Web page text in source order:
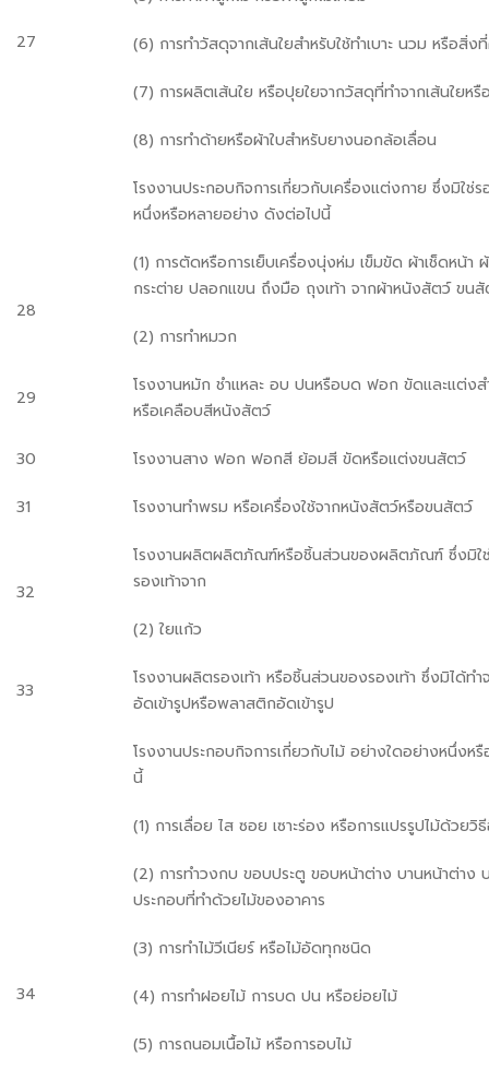
27 (6) การทำวัสดุจากเส้นใยสำหรับใช้ทำเบาะ นวม หรือสิ่
(7) การผลิตเส้นใย หรือปุยใยจากวัสดุที่ทำจากเส้นใยหรื
(8) การทำด้ายหรือผ้าใบสำหรับยางนอกล้อเลื่อน
28
โรงงานประกอบกิจการเกี่ยวกับเครื่องแต่งกาย ซึ่งมิใช่ร
หนึ่งหรือหลายอย่าง ดังต่อไปนี้
(1) การตัดหรือการเย็บเครื่องนุ่งห่ม เข็มขัด ผ้าเช็ดหน้า
กระต่าย ปลอกแขน ถึงมือ ถุงเท้า จากผ้าหนังสัตว์ ขน
(2) การทำหมวก
29
โรงงานหมัก ชำแหละ อบ ปนหรือบด ฟอก ขัดและแต่งส
หรือเคลือบสีหนังสัตว์
30 โรงงานสาง ฟอก ฟอกสี ย้อมสี ขัดหรือแต่งขนสัตว์
31 โรงงานทำพรม หรือเครื่องใช้จากหนังสัตว์หรือขนสัตว์
32
โรงงานผลิตผลิตภัณฑ์หรือชิ้นส่วนของผลิตภัณฑ์ ซึ่งมิใ
รองเท้าจาก
(2) ใยแก้ว
33
โรงงานผลิตรองเท้า หรือชิ้นส่วนของรองเท้า ซึ่งมิได้ท
อัดเข้ารูปหรือพลาสติกอัดเข้ารูป
34
โรงงานประกอบกิจการเกี่ยวกับไม้ อย่างใดอย่างหนึ่งห
นี้
(1) การเลื่อย ไส ซอย เซาะร่อง หรือการแปรรูปไม้ด้วย
(2) การทำวงกบ ขอบประตู ขอบหน้าต่าง บานหน้าต่าง
ประกอบที่ทำด้วยไม้ของอาคาร
(3) การทำไม้วีเนียร์ หรือไม้อัดทุกชนิด
(4) การทำฝอยไม้ การบด ปน หรือย่อยไม้
(5) การถนอมเนื้อไม้ หรือการอบไม้